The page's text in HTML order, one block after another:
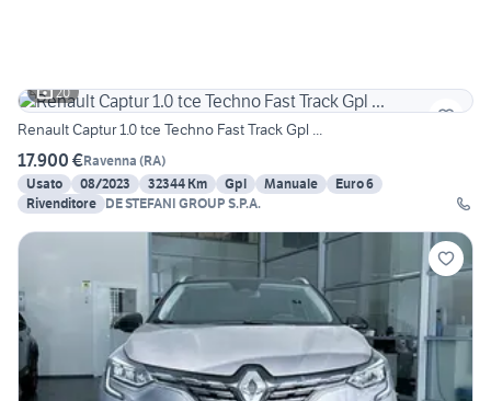
20
Renault Captur 1.0 tce Techno Fast Track Gpl ...
17.900 €Ravenna (RA)
Usato
08/2023 32344 Km Gpl Manuale
Euro 6
Rivenditore DE STEFANI GROUP S.P.A.